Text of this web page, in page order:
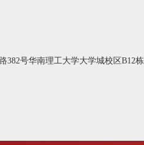
382号华南理工大学大学城校区B12栋